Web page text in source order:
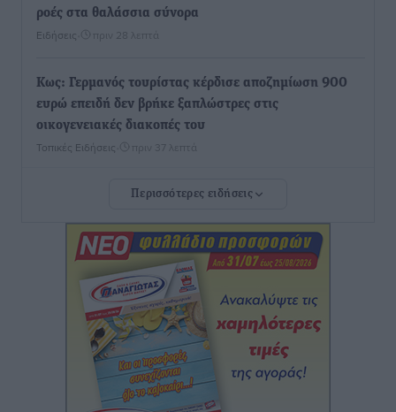
ροές στα θαλάσσια σύνορα
Ειδήσεις πριν 28 λεπτά
Κως: Γερμανός τουρίστας κέρδισε αποζημίωση 900
ευρώ επειδή δεν βρήκε ξαπλώστρες στις
οικογενειακές διακοπές του
Τοπικές Ειδήσεις πριν 37 λεπτά
Ο γεωεντοπισμός μέσω 112 «έσωσε» Δανό περιπατητή
Τοπικές Ειδήσεις• πριν 41 λεπτά
Σύμη: Ανασύρθηκε σορός άνδρα – Εξετάζεται αν είναι
ο 8ος Γερμανός που αγνοούνταν μετά την παράσυρσή
ιστιοφόρου
Τοπικές Ειδήσεις πριν 47 λεπτά
Ερώτηση στην Ευρωπαϊκή Επιτροπή για τις
Περισσότερες ειδήσεις